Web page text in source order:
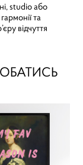
studio або
та
відчуття